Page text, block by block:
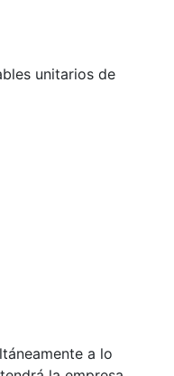
unitarios de
a lo